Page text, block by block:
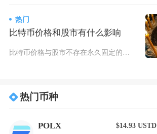
热门
比特币价格和股市有什么影响
比特币价格与股市不存在永久固定的正向或反向关系，二者属于动态联动模式，在市场平稳阶段相关性
热门币种
POLX $14.93USTD